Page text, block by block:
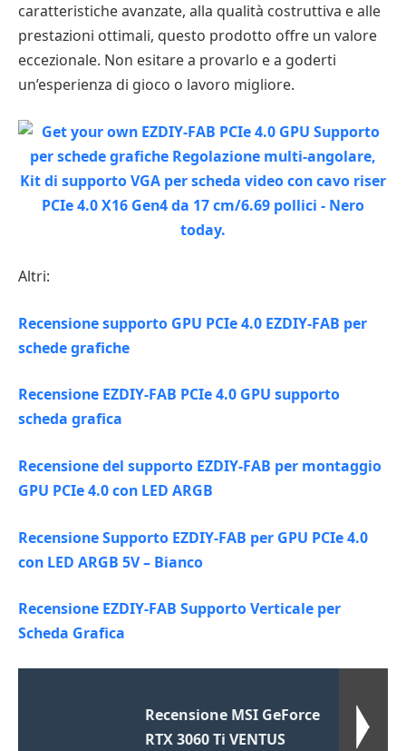
caratteristiche avanzate, alla qualità costruttiva e alle
prestazioni ottimali, questo prodotto offre un valore
eccezionale. Non esitare a provarlo e a goderti
un’esperienza di gioco o lavoro migliore.
Altri:
Recensione supporto GPU PCIe 4.0 EZDIY-FAB per
schede grafiche
Recensione EZDIY-FAB PCIe 4.0 GPU supporto
scheda grafica
Recensione del supporto EZDIY-FAB per montaggio
GPU PCIe 4.0 con LED ARGB
Recensione Supporto EZDIY-FAB per GPU PCIe 4.0
con LED ARGB 5V – Bianco
Recensione EZDIY-FAB Supporto Verticale per
Scheda Grafica
Recensione MSI GeForce
RTX 3060 Ti VENTUS